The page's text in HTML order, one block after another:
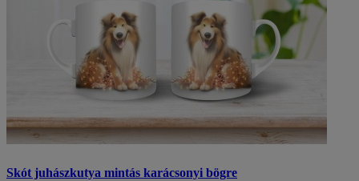
Skót juhászkutya mintás karácsonyi bögre